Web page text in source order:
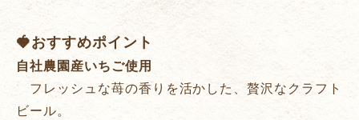
🍓おすすめポイント
自社農園産いちご使用
フレッシュな苺の香りを活かした、贅沢なクラフト
ビール。